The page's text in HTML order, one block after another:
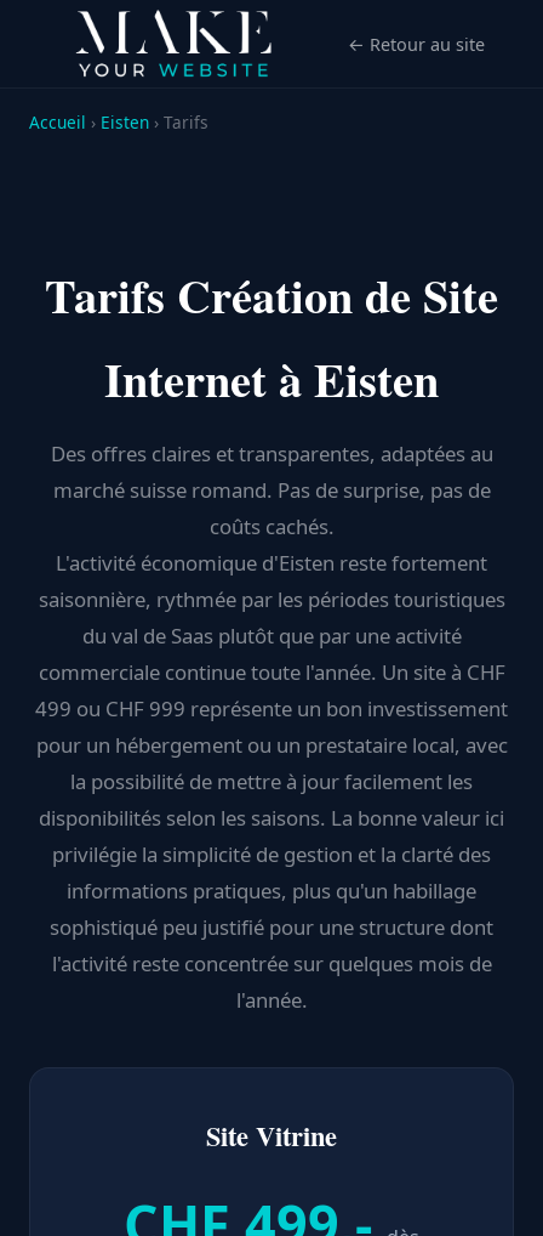
← Retour au site
Accueil › Eisten › Tarifs
Tarifs Création de Site
Internet à Eisten
Des offres claires et transparentes, adaptées au
marché suisse romand. Pas de surprise, pas de
coûts cachés.
L'activité économique d'Eisten reste fortement
saisonnière, rythmée par les périodes touristiques
du val de Saas plutôt que par une activité
commerciale continue toute l'année. Un site à CHF
499 ou CHF 999 représente un bon investissement
pour un hébergement ou un prestataire local, avec
la possibilité de mettre à jour facilement les
disponibilités selon les saisons. La bonne valeur ici
privilégie la simplicité de gestion et la clarté des
informations pratiques, plus qu'un habillage
sophistiqué peu justifié pour une structure dont
l'activité reste concentrée sur quelques mois de
l'année.
Site Vitrine